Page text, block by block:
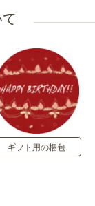
ギフト用の梱包